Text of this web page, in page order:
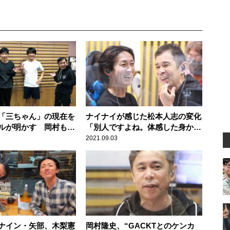
三ちゃん」の現在を
が明かす 岡村も今
ナイナイが感じた松本人志の変化
「別人ですよね。体感した身から
すると」
2021.09.03
イン・矢部、木梨憲 岡村隆史、“GACKTとのケンカ